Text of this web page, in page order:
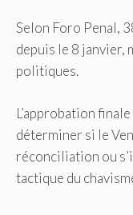
Selon Foro Penal,
depuis le 8 janvier,
politiques.
L’approbation
déterminer si le
réconciliation ou
tactique du